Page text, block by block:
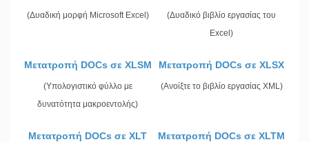
(Δυαδική μορφή Microsoft Excel)
(Δυαδικό βιβλίο εργασίας του
Excel)
Μετατροπή DOCs σε XLSM
(Υπολογιστικό φύλλο με
δυνατότητα μακροεντολής)
Μετατροπή DOCs σε XLSX
(Ανοίξτε το βιβλίο εργασίας XML)
Μετατροπή DOCs σε XLT Μετατροπή DOCs σε XLTM